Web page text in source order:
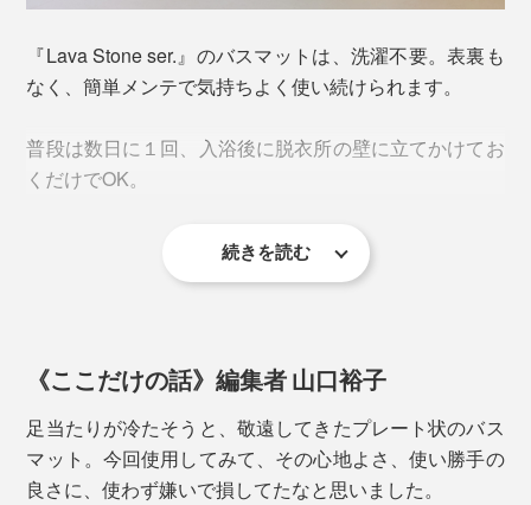
し向けの「コンパクトサイズ（本品）」の2種類。
算出。
実際にびしょ濡れの足でバスマットに乗ってみると、足
裏にバスマットが吸い付いて、水分がもぎ取られるよう
な感覚。
足跡に触れても、瞬時にさらさら。1分くらいで足跡も
吸着して、湿気の多い環境でも清潔を保ちます。
『Lava Stone ser.』のバスマットは、洗濯不要。表裏も
なく、簡単メンテで気持ちよく使い続けられます。
普段は数日に１回、入浴後に脱衣所の壁に立てかけてお
くだけでOK。
続きを読む
《ここだけの話》編集者 山口裕子
足当たりが冷たそうと、敬遠してきたプレート状のバス
マット。今回使用してみて、その心地よさ、使い勝手の
良さに、使わず嫌いで損してたなと思いました。